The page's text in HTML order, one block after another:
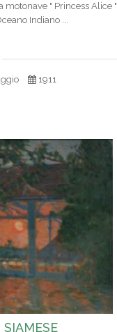
" Princess Alice "
Indiano ...
1911